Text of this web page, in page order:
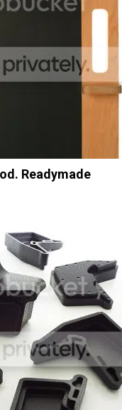
Readymade